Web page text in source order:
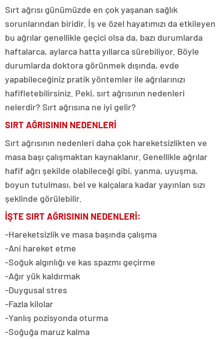
Sırt ağrısı günümüzde en çok yaşanan sağlık
sorunlarından biridir. İş ve özel hayatımızı da etkileyen
bu ağrılar genellikle geçici olsa da, bazı durumlarda
haftalarca, aylarca hatta yıllarca sürebiliyor. Böyle
durumlarda doktora görünmek dışında, evde
yapabileceğiniz pratik yöntemler ile ağrılarınızı
hafifletebilirsiniz. Peki, sırt ağrısının nedenleri
nelerdir? Sırt ağrısına ne iyi gelir?
SIRT AĞRISININ NEDENLERİ
Sırt ağrısının nedenleri daha çok hareketsizlikten ve
masa başı çalışmaktan kaynaklanır. Genellikle ağrılar
hafif ağrı şekilde olabileceği gibi, yanma, uyuşma,
boyun tutulması, bel ve kalçalara kadar yayınlan sızı
şeklinde görülebilir.
İŞTE SIRT AĞRISININ NEDENLERİ:
-Hareketsizlik ve masa başında çalışma
-Ani hareket etme
-Soğuk algınlığı ve kas spazmı geçirme
-Ağır yük kaldırmak
-Duygusal stres
-Fazla kilolar
-Yanlış pozisyonda oturma
-Soğuğa maruz kalma